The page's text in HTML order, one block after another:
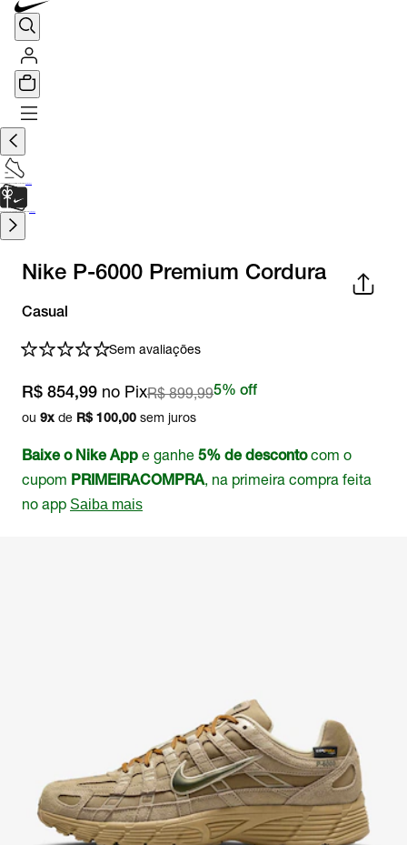
Nike P-6000 Premium Cordura
Casual
Sem avaliações
R$ 854,99 no PixR$ 899,995% off
ou 9x de R$ 100,00 sem juros
Baixe o Nike App e ganhe 5% de descontocom o
cupom PRIMEIRACOMPRA, na primeira compra feita
no app Saiba mais